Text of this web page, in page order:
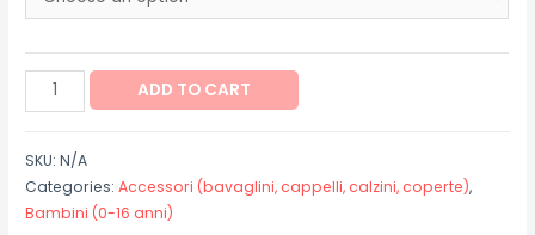
Bavaglino
"Star"
ADD TO CART
SKU:N/A
Categories:Accessori (bavaglini, cappelli, calzini, coperte),
Bambini (0-16 anni)